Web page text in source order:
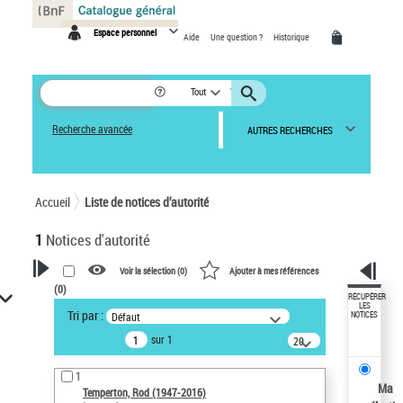
Espace personnel Aide Une question ? Historique
Tout
Recherche avancée AUTRES RECHERCHES
Accueil Liste de notices d’autorité
1 Notices d'autorité
VOTRE RECHERCHE
Recherche avancée dans les
notices d’autorité
Œuvres liées à l'auteur :
Temperton, Rod (1947-2016)
Voir la sélection (0) Ajouter à mes références
(0)
Tri par : Défaut
sur 1
20
résultats/page
1
Temperton, Rod (1947-2016)
RÉCUPÉRER
LES
NOTICES
Ma
Panneau de gestion des cookies